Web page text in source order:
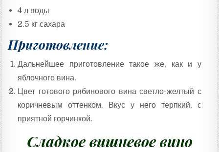
4 л воды
2.5 кг сахара
Приготовление:
Дальнейшее приготовление такое же, как и у
яблочного вина.
Цвет готового рябинового вина светло-желтый с
коричневым оттенком. Вкус у него терпкий, с
приятной горчинкой.
Сладкое вишневое вино